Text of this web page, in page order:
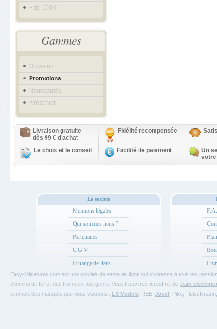
+ de 100 €
Gammes
Occasion
Promotions
Nouveautés
A réserver
Livraison gratuite
dès 99 € d'achat
Fidélité recompensée
Le choix et le conseil Facilité de paiement
Un
votre
La société
Mentions légales
Qui sommes nous ?
Partenaires
C.G.V
Echange de liens
Easy-Miniatures.com est une société de vente en ligne qui s'adresse à tous les
chemins de fer et des trains en tout genre. Vous trouverez ici coffret de train
exemple des marques que nous vendons : LS Models, REE, Jouef, Piko,